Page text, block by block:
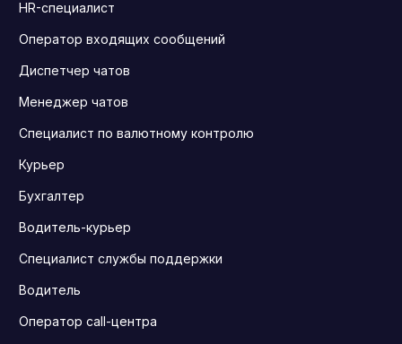
HR-специалист
Оператор входящих сообщений
Диспетчер чатов
Менеджер чатов
Специалист по валютному контролю
Курьер
Бухгалтер
Водитель-курьер
Специалист службы поддержки
Водитель
Оператор call-центра